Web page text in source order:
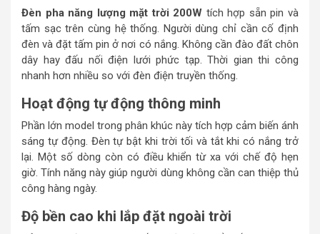
Đèn pha năng lượng mặt trời 200W tích hợp sẵn pin và
tấm sạc trên cùng hệ thống. Người dùng chỉ cần cố định
đèn và đặt tấm pin ở nơi có nắng. Không cần đào đất chôn
dây hay đấu nối điện lưới phức tạp. Thời gian thi công
nhanh hơn nhiều so với đèn điện truyền thống.
Hoạt động tự động thông minh
Phần lớn model trong phân khúc này tích hợp cảm biến ánh
sáng tự động. Đèn tự bật khi trời tối và tắt khi có nắng trở
lại. Một số dòng còn có điều khiển từ xa với chế độ hẹn
giờ. Tính năng này giúp người dùng không cần can thiệp thủ
công hàng ngày.
Độ bền cao khi lắp đặt ngoài trời